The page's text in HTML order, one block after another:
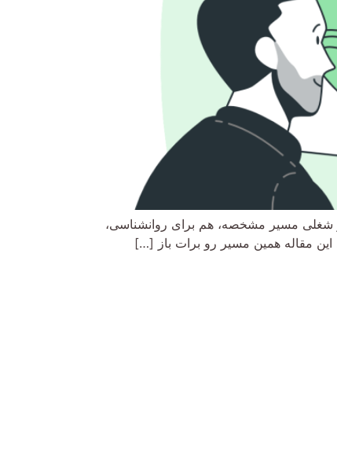
شغلی مسیر مشخصه، هم برای روانشناسی،
این مقاله همین مسیر رو برات باز […]